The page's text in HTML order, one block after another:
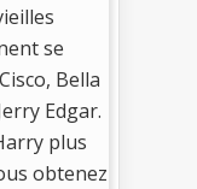
se
Bella
Edgar.
plus
obtenez